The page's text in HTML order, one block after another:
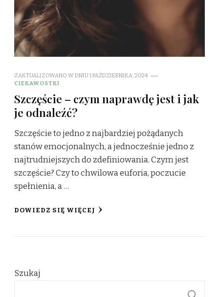
ZAKTUALIZOWANO W DNIU1 PAŹDZIERNIKA, 2024
CIEKAWOSTKI
Szczęście – czym naprawdę jest i jak
je odnaleźć?
Szczęście to jedno z najbardziej pożądanych
stanów emocjonalnych, a jednocześnie jedno z
najtrudniejszych do zdefiniowania. Czym jest
szczęście? Czy to chwilowa euforia, poczucie
spełnienia, a …
DOWIEDZ SIĘ WIĘCEJ
Szukaj